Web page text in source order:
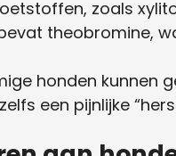
zoals
theobromine,
honden kunnen
een pijnlijke